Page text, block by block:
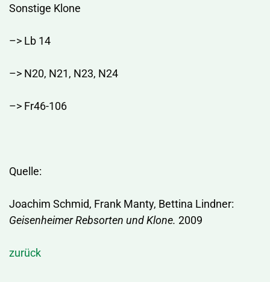
Sonstige Klone
–> Lb 14
–> N20, N21, N23, N24
–> Fr46-106
Quelle:
Joachim Schmid, Frank Manty, Bettina Lindner:
Geisenheimer Rebsorten und Klone. 2009
zurück